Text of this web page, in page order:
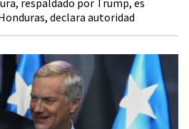
declara autoridad